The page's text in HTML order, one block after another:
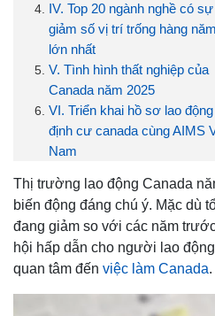
IV. Top 20 ngành nghề có
giảm số vị trí trống hàng năm
lớn nhất
V. Tình hình thất nghiệp của
Canada năm 2025
VI. Triển khai hồ sơ lao động
định cư canada cùng AIMS
Nam
Thị trường lao động Canada
biến động đáng chú ý. Mặc dù
đang giảm so với các năm
hội hấp dẫn cho người lao
quan tâm đến việc làm Canada.